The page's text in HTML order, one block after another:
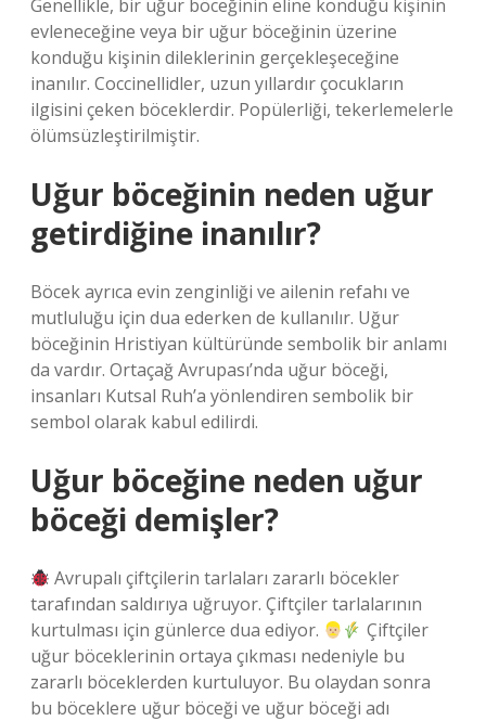
Genellikle, bir uğur böceğinin eline konduğu kişinin
evleneceğine veya bir uğur böceğinin üzerine
konduğu kişinin dileklerinin gerçekleşeceğine
inanılır. Coccinellidler, uzun yıllardır çocukların
ilgisini çeken böceklerdir. Popülerliği, tekerlemelerle
ölümsüzleştirilmiştir.
Uğur böceğinin neden uğur
getirdiğine inanılır?
Böcek ayrıca evin zenginliği ve ailenin refahı ve
mutluluğu için dua ederken de kullanılır. Uğur
böceğinin Hristiyan kültüründe sembolik bir anlamı
da vardır. Ortaçağ Avrupası’nda uğur böceği,
insanları Kutsal Ruh’a yönlendiren sembolik bir
sembol olarak kabul edilirdi.
Uğur böceğine neden uğur
böceği demişler?
Avrupalı ​​çiftçilerin tarlaları zararlı böcekler
tarafından saldırıya uğruyor. Çiftçiler tarlalarının
kurtulması için günlerce dua ediyor.
Çiftçiler
uğur böceklerinin ortaya çıkması nedeniyle bu
zararlı böceklerden kurtuluyor. Bu olaydan sonra
bu böceklere uğur böceği ve uğur böceği adı